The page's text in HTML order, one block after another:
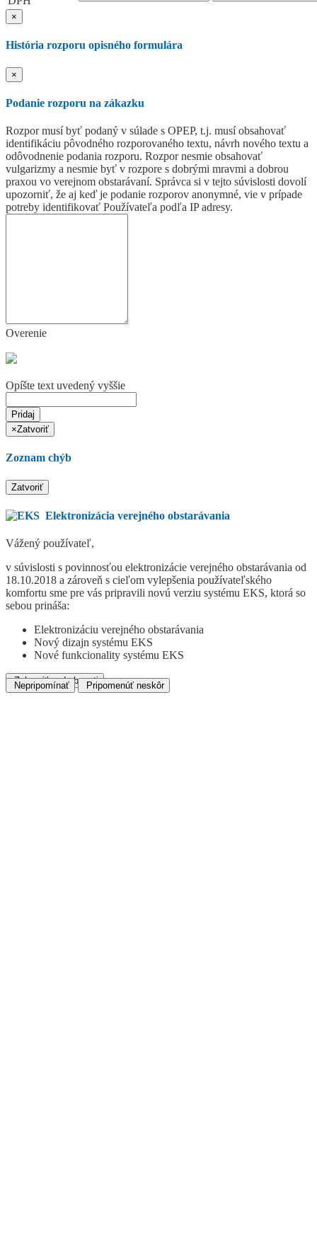
×
História rozporu opisného formulára
×
Podanie rozporu na zákazku
Rozpor musí byť podaný v súlade s OPEP, t.j. musí obsahovať
identifikáciu pôvodného rozporovaného textu, návrh nového textu a
odôvodnenie podania rozporu. Rozpor nesmie obsahovať
vulgarizmy a nesmie byť v rozpore s dobrými mravmi a dobrou
praxou vo verejnom obstarávaní. Správca si v tejto súvislosti dovolí
upozorniť, že aj keď je podanie rozporov anonymné, vie v prípade
potreby identifikovať Používateľa podľa IP adresy.
Overenie
Opíšte text uvedený vyššie
Pridaj
×Zatvoriť
Zoznam chýb
Zatvoriť
Elektronizácia verejného obstarávania
Vážený používateľ,
v súvislosti s povinnosťou elektronizácie verejného obstarávania od
18.10.2018 a zároveň s cieľom vylepšenia používateľského
komfortu sme pre vás pripravili novú verziu systému EKS, ktorá so
sebou prináša:
Elektronizáciu verejného obstarávania
Nový dizajn systému EKS
Nové funkcionality systému EKS
Zobraziť podrobnosti
Nepripomínať Pripomenúť neskôr